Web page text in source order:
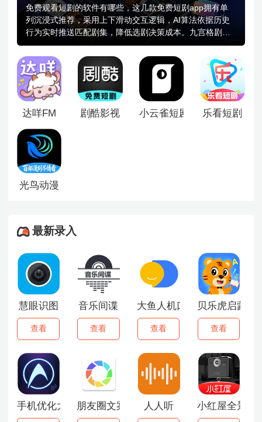
免费观看短剧的软件有哪些，这几款免费短剧app拥有单
列沉浸式推荐，采用上下滑动交互逻辑，AI算法依据历史
行为实时推送匹配剧集，降低选剧决策成本。九宫格剧场
找剧以网格化布局呈现热门与新上架短剧，支持按题材、
演员、热度等多维度筛选，提升内容发现效率。虚拟放映
厅，支持创建私密房间邀请好友同步观看，内嵌语音连麦
功能，实现跨地域社交观影体验。
达咩FM 剧酷影视 小云雀短剧 乐看短剧
光鸟动漫
最新录入
慧眼识图
查看
音乐间谍
查看
大鱼人机口语
查看
贝乐虎启蒙
查看
手机优化大师 朋友圈文案助手人人听 小红屋全景相